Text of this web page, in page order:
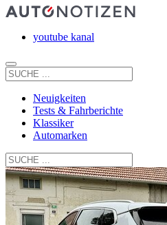
youtube kanal
Neuigkeiten
Tests & Fahrberichte
Klassiker
Automarken